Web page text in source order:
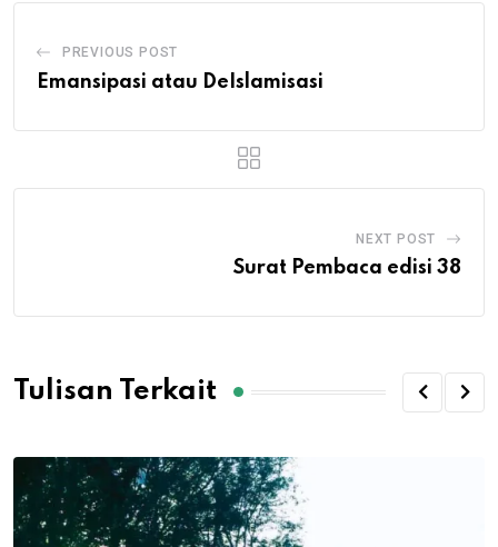
PREVIOUS POST
Emansipasi atau DeIslamisasi
NEXT POST
Surat Pembaca edisi 38
Tulisan Terkait